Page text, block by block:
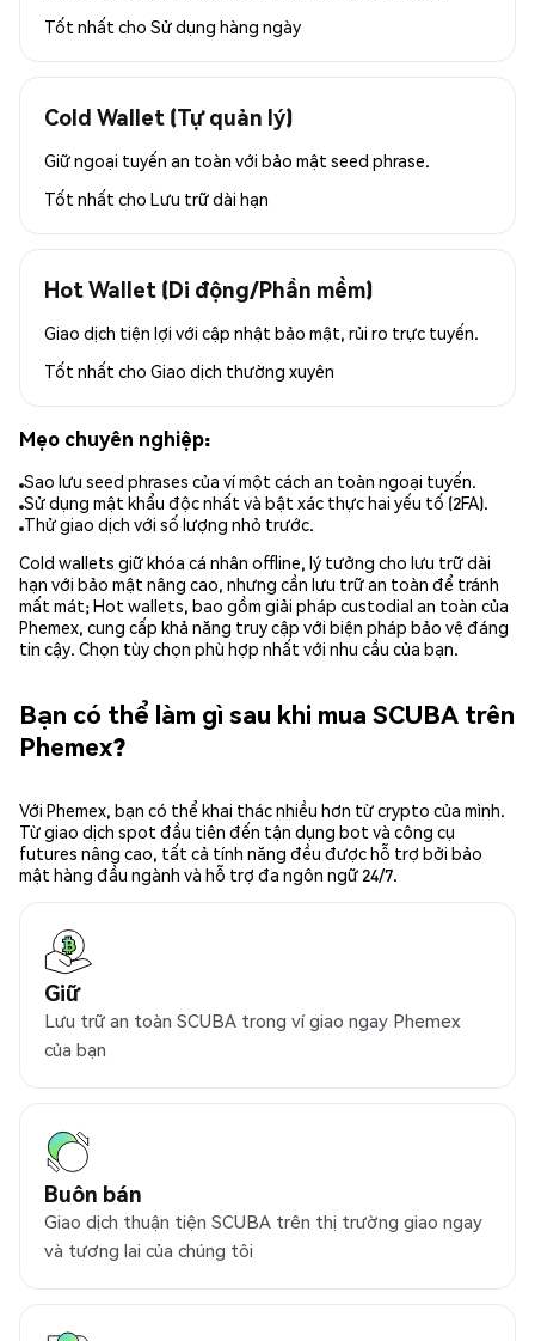
Tốt nhất cho Sử dụng hàng ngày
Cold Wallet (Tự quản lý)
Giữ ngoại tuyến an toàn với bảo mật seed phrase.
Tốt nhất cho Lưu trữ dài hạn
Hot Wallet (Di động/Phần mềm)
Giao dịch tiện lợi với cập nhật bảo mật, rủi ro trực tuyến.
Tốt nhất cho Giao dịch thường xuyên
Mẹo chuyên nghiệp:
Sao lưu seed phrases của ví một cách an toàn ngoại tuyến.
Sử dụng mật khẩu độc nhất và bật xác thực hai yếu tố (2FA).
Thử giao dịch với số lượng nhỏ trước.
Cold wallets giữ khóa cá nhân offline, lý tưởng cho lưu trữ dài
hạn với bảo mật nâng cao, nhưng cần lưu trữ an toàn để tránh
mất mát; Hot wallets, bao gồm giải pháp custodial an toàn của
Phemex, cung cấp khả năng truy cập với biện pháp bảo vệ đáng
tin cậy. Chọn tùy chọn phù hợp nhất với nhu cầu của bạn.
Bạn có thể làm gì sau khi mua SCUBA trên
Phemex?
Với Phemex, bạn có thể khai thác nhiều hơn từ crypto của mình.
Từ giao dịch spot đầu tiên đến tận dụng bot và công cụ
futures nâng cao, tất cả tính năng đều được hỗ trợ bởi bảo
mật hàng đầu ngành và hỗ trợ đa ngôn ngữ 24/7.
Giữ
Lưu trữ an toàn SCUBA trong ví giao ngay Phemex
của bạn
Buôn bán
Giao dịch thuận tiện SCUBA trên thị trường giao ngay
và tương lai của chúng tôi